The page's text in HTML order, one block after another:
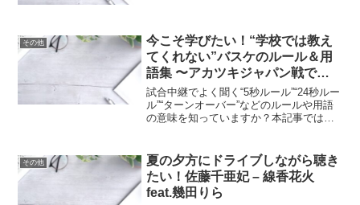
その他
今こそ学びたい！“学校では教え
てくれない”バスケのルール＆用
語集 〜アカツキジャパン戦で生
きる知識〜
試合中継でよく聞く“5秒ルール”“24秒ルー
ル”“ターンオーバー”などのルールや用語
の意味を知っていますか？本記事では、
て日本代表を応援しましょう！
その他
夏の夕方にドライブしながら聴き
たい！佐藤千亜妃 – 線香花火
feat.幾田りら